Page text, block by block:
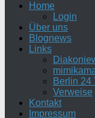
Home
Login
Über uns
Blognews
Links
Berlin 24
Verweise
Kontakt
Impressum